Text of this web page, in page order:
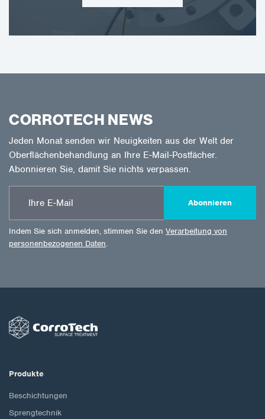
CORROTECH NEWS
Jeden Monat senden wir Neuigkeiten aus der Welt der
Oberflächenbehandlung an Ihre E-Mail-Postfächer.
Abonnieren Sie, damit Sie nichts verpassen.
Abonnieren
Indem Sie sich anmelden, stimmen Sie den Verarbeitung von
personenbezogenen Daten.
Produkte
Beschichtungen
Sprengtechnik